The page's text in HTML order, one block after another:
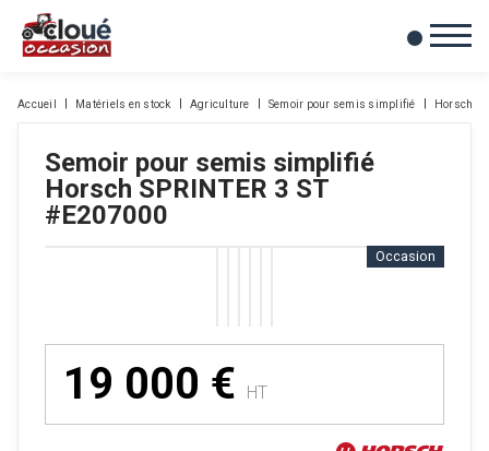
Mes favoris
0
Accueil Matériels en stock Agriculture Semoir pour semis simplifié Horsch
Semoir pour semis simplifié
Horsch SPRINTER 3 ST
#E207000
Occasion
19 000 € HT